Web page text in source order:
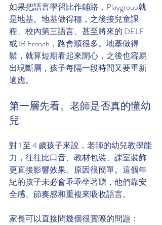
如果把語言學習比作鋪路，Playgroup就
是地基。地基做得穩，之後接兒童課
程、校內第三語言、甚至將來的 DELF
或 IB French，路會順很多。地基做得
鬆，就算短期看起來開心，之後也容易
出現斷層，孩子每隔一段時間又要重新
適應。
第一層先看。老師是否真的懂幼
兒
對 1 至 4 歲孩子來說，老師的幼兒教學能
力，往往比口音、教材包裝、課室裝飾
更直接影響效果。原因很簡單。這個年
紀的孩子未必會乖乖坐著聽，他們靠安
全感、節奏感和重複來吸收語言。
家長可以直接問幾個很實際的問題：